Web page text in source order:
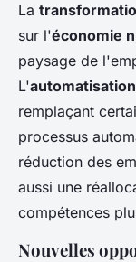
La
sur l'économie
paysage de
L'automatisation
remplaçant
processus
réduction des
aussi une
compétences
Nouvelles